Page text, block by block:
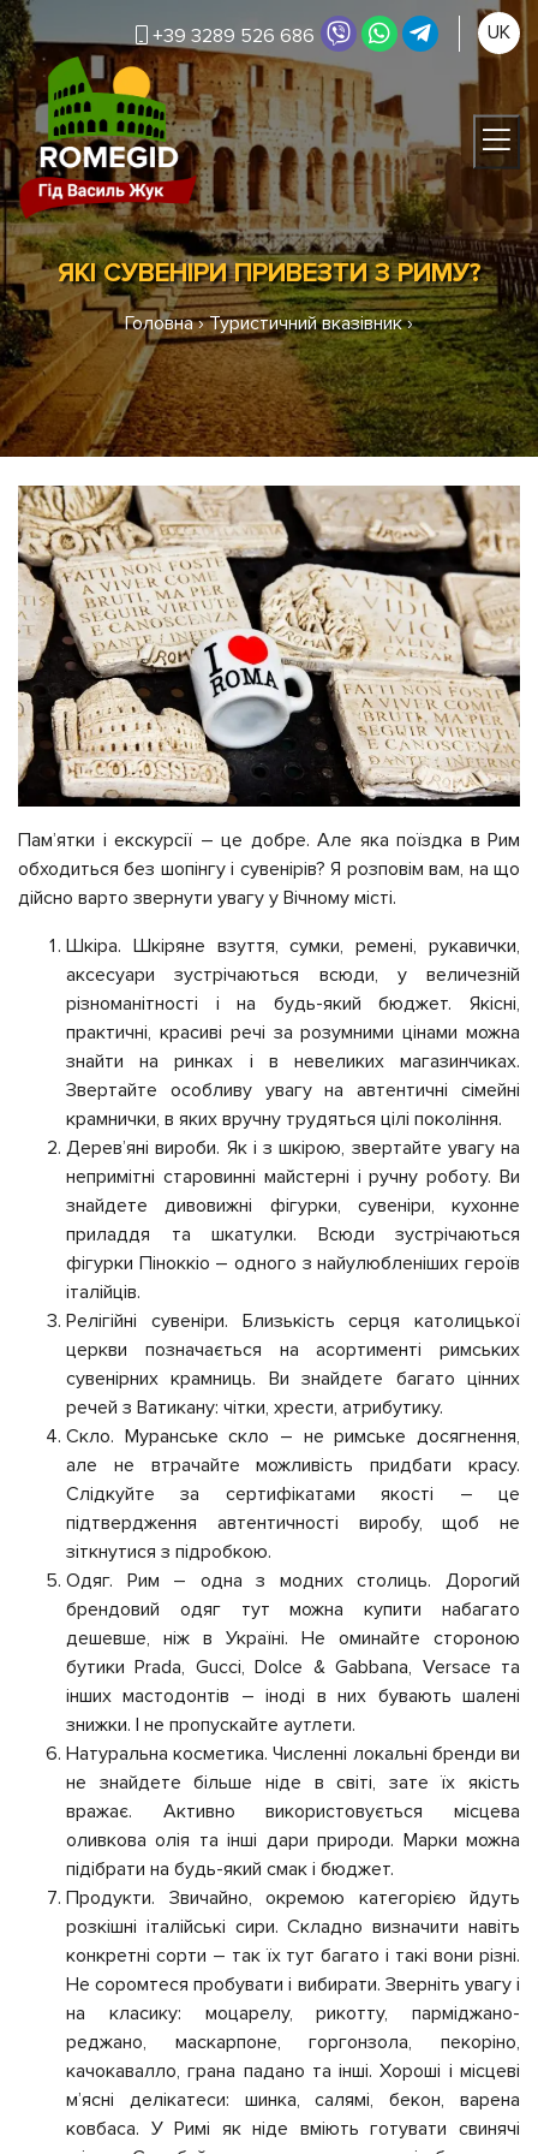
+39 3289 526 686 UK
ЯКІ СУВЕНІРИ ПРИВЕЗТИ З РИМУ?
Головна›Туристичний вказівник›
Пам’ятки і екскурсії – це добре. Але яка поїздка в Рим
обходиться без шопінгу і сувенірів? Я розповім вам, на що
дійсно варто звернути увагу у Вічному місті.
Шкіра. Шкіряне взуття, сумки, ремені, рукавички,
аксесуари зустрічаються всюди, у величезній
різноманітності і на будь-який бюджет. Якісні,
практичні, красиві речі за розумними цінами можна
знайти на ринках і в невеликих магазинчиках.
Звертайте особливу увагу на автентичні сімейні
крамнички, в яких вручну трудяться цілі покоління.
Дерев’яні вироби. Як і з шкірою, звертайте увагу на
непримітні старовинні майстерні і ручну роботу. Ви
знайдете дивовижні фігурки, сувеніри, кухонне
приладдя та шкатулки. Всюди зустрічаються
фігурки Піноккіо – одного з найулюбленіших героїв
італійців.
Релігійні сувеніри. Близькість серця католицької
церкви позначається на асортименті римських
сувенірних крамниць. Ви знайдете багато цінних
речей з Ватикану: чітки, хрести, атрибутику.
Скло. Муранське скло – не римське досягнення,
але не втрачайте можливість придбати красу.
Слідкуйте за сертифікатами якості – це
підтвердження автентичності виробу, щоб не
зіткнутися з підробкою.
Одяг. Рим – одна з модних столиць. Дорогий
брендовий одяг тут можна купити набагато
дешевше, ніж в Україні. Не оминайте стороною
бутики Prada, Gucci, Dolce & Gabbana, Versace та
інших мастодонтів – іноді в них бувають шалені
знижки. І не пропускайте аутлети.
Натуральна косметика. Численні локальні бренди ви
не знайдете більше ніде в світі, зате їх якість
вражає. Активно використовується місцева
оливкова олія та інші дари природи. Марки можна
підібрати на будь-який смак і бюджет.
Продукти. Звичайно, окремою категорією йдуть
розкішні італійські сири. Складно визначити навіть
конкретні сорти – так їх тут багато і такі вони різні.
Не соромтеся пробувати і вибирати. Зверніть увагу і
на класику: моцарелу, рикотту, парміджано-
реджано, маскарпоне, горгонзола, пекоріно,
качокавалло, грана падано та інші. Хороші і місцеві
м’ясні делікатеси: шинка, салямі, бекон, варена
ковбаса. У Римі як ніде вміють готувати свинячі